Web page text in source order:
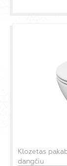
Klozetas
dangčiu